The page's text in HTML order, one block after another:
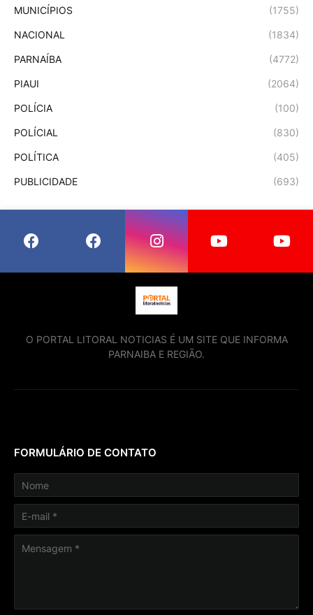
MUNICÍPIOS (1755)
NACIONAL (1834)
PARNAÍBA (4772)
PIAUI (2064)
POLÍCIA (100)
POLÍCIAL (830)
POLÍTICA (405)
PUBLICIDADE (693)
O PORTAL LITORAL NOTICIAS É UM SITE QUE INFORMA
PARNAIBA E REGIÃO.
FORMULÁRIO DE CONTATO